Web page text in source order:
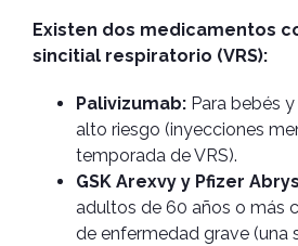
Existen dos medicamentos
sincitial respiratorio (VRS):
Palivizumab: Para bebés
alto riesgo (inyecciones
temporada de VRS).
GSK Arexvy y Pfizer
adultos de 60 años o más
de enfermedad grave (una